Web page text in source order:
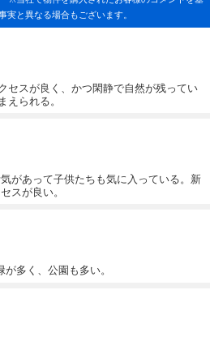
実と異なる場合もございます。
セスが良く、かつ閑静で自然が残ってい
えられる。
があって子供たちも気に入っている。新
スが良い。
多く、公園も多い。